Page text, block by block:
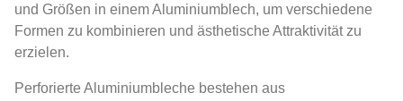
und Größen in einem Aluminiumblech, um verschiedene
Formen zu kombinieren und ästhetische Attraktivität zu
erzielen.
Perforierte Aluminiumbleche bestehen aus